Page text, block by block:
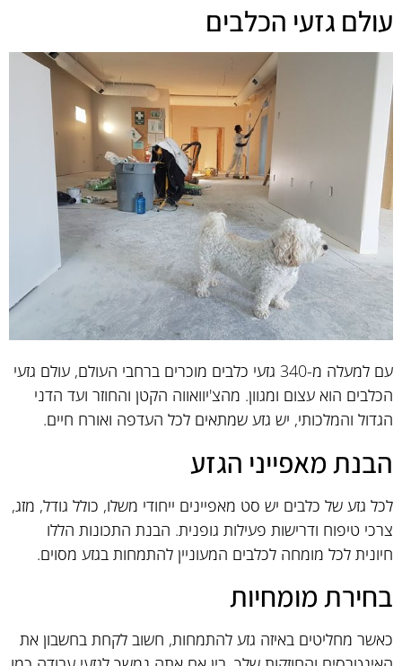
עולם גזעי הכלבים
עם למעלה מ-340 גזעי כלבים מוכרים ברחבי העולם, עולם גזעי
הכלבים הוא עצום ומגוון. מהצ'יוואווה הקטן והחוזר ועד הדני
הגדול והמלכותי, יש גזע שמתאים לכל העדפה ואורח חיים.
הבנת מאפייני הגזע
לכל גזע של כלבים יש סט מאפיינים ייחודי משלו, כולל גודל, מזג,
צרכי טיפוח ודרישות פעילות גופנית. הבנת התכונות הללו
חיונית לכל מומחה לכלבים המעוניין להתמחות בגזע מסוים.
בחירת מומחיות
כאשר מחליטים באיזה גזע להתמחות, חשוב לקחת בחשבון את